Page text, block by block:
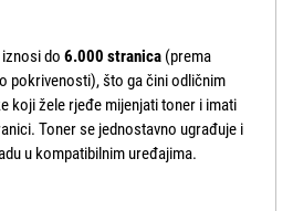
do 6.000 stranica (prema
pokrivenosti), što ga čini odličnim
koji žele rjeđe mijenjati toner i imati
Toner se jednostavno ugrađuje i
u kompatibilnim uređajima.